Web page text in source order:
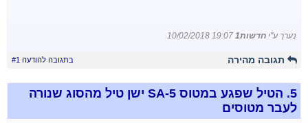
נערך ע"י חדשות1 10/02/2018 19:07
תגובה מהירה בתגובה להודעה #1
5.
הטיל שפגע במטוס SA-5 ישן טיל מהסוג שנורה
לעבר מטוסים